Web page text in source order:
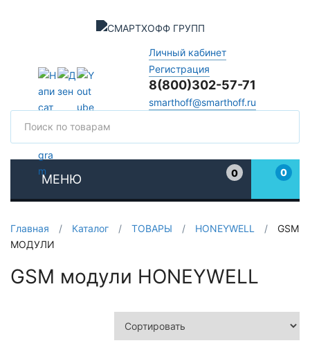
Личный кабинет
Регистрация
8(800)302-57-71
smarthoff@smarthoff.ru
МЕНЮ
0
0
Главная / Каталог / ТОВАРЫ / HONEYWELL /
GSM
МОДУЛИ
GSM модули HONEYWELL